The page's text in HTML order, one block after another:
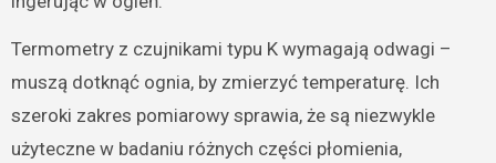
Termometry z czujnikami typu K wymagają odwagi –
muszą dotknąć ognia, by zmierzyć temperaturę. Ich
szeroki zakres pomiarowy sprawia, że są niezwykle
użyteczne w badaniu różnych części płomienia,